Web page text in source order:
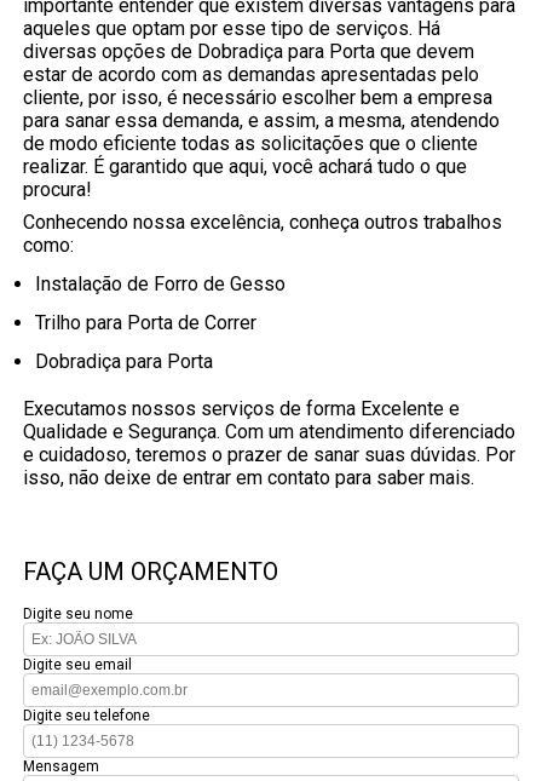
importante entender que existem diversas vantagens para
aqueles que optam por esse tipo de serviços. Há
diversas opções de Dobradiça para Porta que devem
estar de acordo com as demandas apresentadas pelo
cliente, por isso, é necessário escolher bem a empresa
para sanar essa demanda, e assim, a mesma, atendendo
de modo eficiente todas as solicitações que o cliente
realizar. É garantido que aqui, você achará tudo o que
procura!
Conhecendo nossa excelência, conheça outros trabalhos
como:
Instalação de Forro de Gesso
Trilho para Porta de Correr
Dobradiça para Porta
Executamos nossos serviços de forma Excelente e
Qualidade e Segurança. Com um atendimento diferenciado
e cuidadoso, teremos o prazer de sanar suas dúvidas. Por
isso, não deixe de entrar em contato para saber mais.
FAÇA UM ORÇAMENTO
Digite seu nome
Digite seu email
Digite seu telefone
Mensagem